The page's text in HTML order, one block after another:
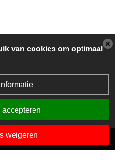
van cookies om optimaal
accepteren
weigeren